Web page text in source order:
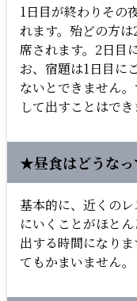
1日目が終わりその
れます。殆どの方
席されます。2日目
お、宿題は1日目に
ないとできません
して出すことはでき
★昼食はどうなっ
基本的に、近くの
にいくことがほと
出する時間になり
てもかまいません。